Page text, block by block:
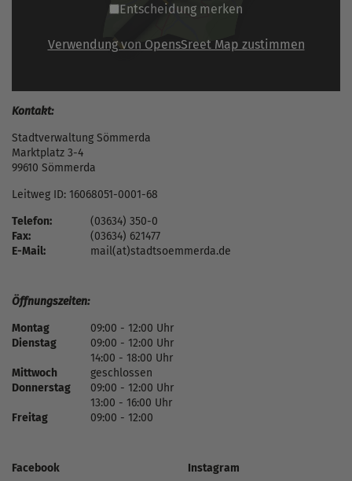
Entscheidung merken
Verwendung von OpensSreet Map zustimmen
Kontakt:
Stadtverwaltung Sömmerda
Marktplatz 3-4
99610 Sömmerda
Leitweg ID: 16068051-0001-68
Telefon:
(03634) 350-0
Fax:
(03634) 621477
E-Mail:
mail(at)stadtsoemmerda.de
Öffnungszeiten:
Montag
09:00 - 12:00 Uhr
Dienstag
09:00 - 12:00 Uhr
14:00 - 18:00 Uhr
Mittwoch
geschlossen
Donnerstag
09:00 - 12:00 Uhr
13:00 - 16:00 Uhr
Freitag
09:00 - 12:00
Facebook Instagram